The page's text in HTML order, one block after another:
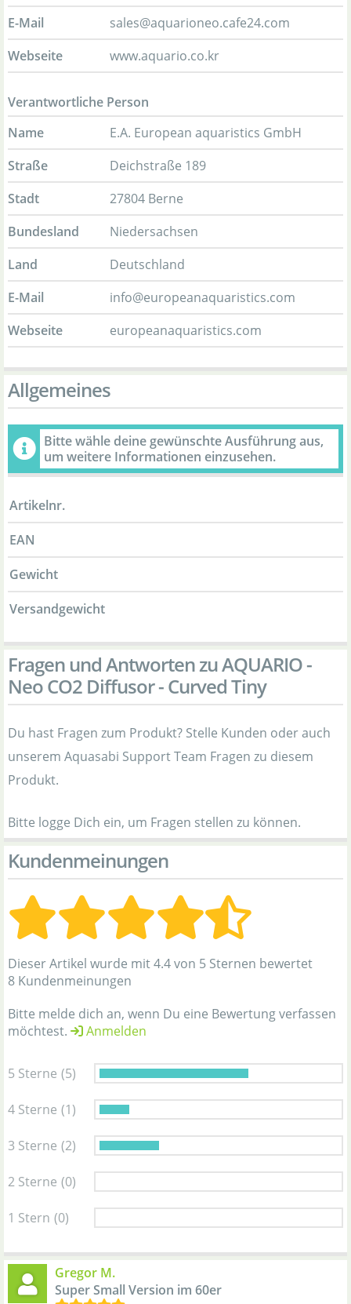
E-Mail
sales@aquarioneo.cafe24.com
Webseite
www.aquario.co.kr
Verantwortliche Person
Name
E.A. European aquaristics GmbH
Straße
Deichstraße 189
Stadt
27804 Berne
Bundesland
Niedersachsen
Land
Deutschland
E-Mail
info@europeanaquaristics.com
Webseite
europeanaquaristics.com
Allgemeines
Bitte wähle deine gewünschte Ausführung aus,
um weitere Informationen einzusehen.
Artikelnr.
EAN
Gewicht
Versandgewicht
Fragen und Antworten zu AQUARIO -
Neo CO2 Diffusor - Curved Tiny
Du hast Fragen zum Produkt? Stelle Kunden oder auch
unserem Aquasabi Support Team Fragen zu diesem
Produkt.
Bitte logge Dich ein, um Fragen stellen zu können.
Kundenmeinungen
Dieser Artikel wurde mit 4.4 von 5 Sternen bewertet
8 Kundenmeinungen
Bitte melde dich an, wenn Du eine Bewertung verfassen
möchtest.
Anmelden
5 Sterne (5)
4 Sterne (1)
3 Sterne (2)
2 Sterne (0)
1 Stern (0)
Gregor M.
Super Small Version im 60er